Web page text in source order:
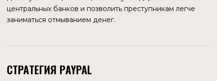
ТРУДНЫЙ ПРОЦЕСС
Землей? Их наиболее очевидными противниками
являются национальные правительства, так как именно
они в случае перехода к новой форме социальной